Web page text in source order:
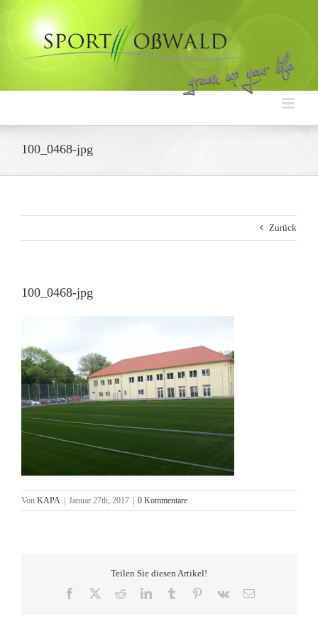
100_0468-jpg
Zurück
100_0468-jpg
Von KAPA Januar 27th, 2017 0 Kommentare
Teilen Sie diesen Artikel!
Facebook RedditLinkedInTumblr Pinterest
Vk
E-